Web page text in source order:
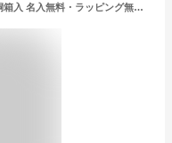
食洗機対応 夫婦箸 香織 青・赤 2膳 桐箱入 名入無料・ラッピング無料・父の日・母の日・敬老の日・ギフト